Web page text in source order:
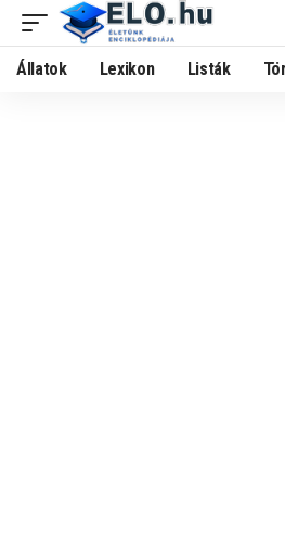
Állatok Lexikon Listák